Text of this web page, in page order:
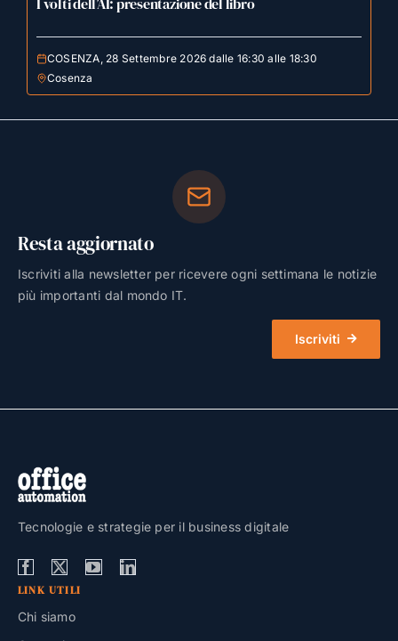
COSENZA, 28 Settembre 2026 dalle 16:30 alle 18:30
Cosenza
Resta aggiornato
Iscriviti alla newsletter per ricevere ogni settimana le notizie
più importanti dal mondo IT.
Iscriviti
Tecnologie e strategie per il business digitale
LINK UTILI
Chi siamo